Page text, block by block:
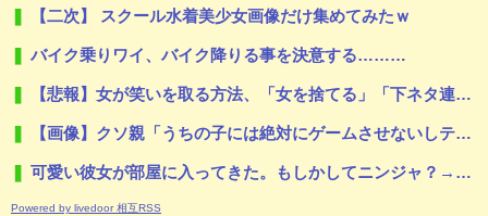
【二次】 スクール水着美少女画像だけ集めてみたｗ
バイク乗りワイ、バイク降りる事を決意する………
【悲報】女が笑いを取る方法、「女を捨てる」「下ネタ連発する」「体を張る」しかないｗｗｗｗｗ
【画像】クソ親「うちの子には絶対にゲームさせないしテレビも見させない！！！！！」
可愛い彼女が部屋に入ってきた。もしかしてニンジャ？→スタイリッシュな動きはこちらです…
Powered by livedoor 相互RSS